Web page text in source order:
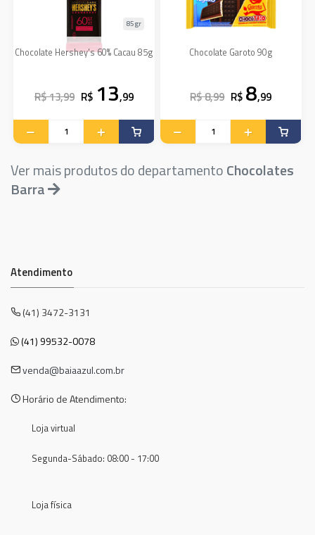
Chocolate Hershey's 60% Cacau 85g
85gr
R$ 13,99 R$ 13,99
Chocolate Garoto 90g
R$ 8,99 R$ 8,99
Ver mais produtos do departamentoChocolates
Barra
Atendimento
(41) 3472-3131
(41) 99532-0078
venda@baiaazul.com.br
Horário de Atendimento:
Loja virtual
Segunda-Sábado: 08:00 - 17:00
Loja física